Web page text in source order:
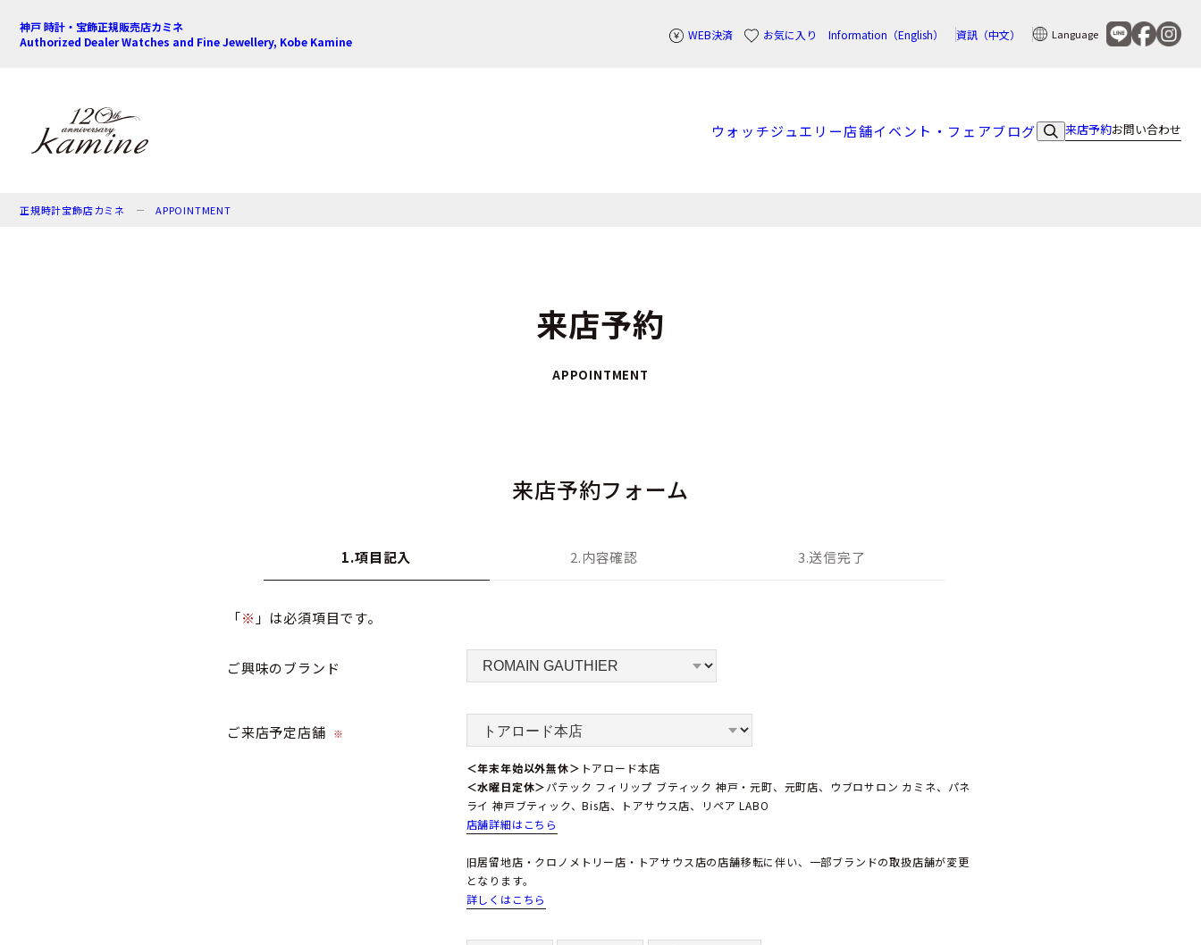
神戸 時計・宝飾正規販売店カミネ
Authorized Dealer Watches and Fine Jewellery, Kobe Kamine
WEB決済 お気に入り Information（English） 資訊（中文） Language
ウォッチジュエリー店舗イベント・フェアブログ 来店予約お問い合わせ
正規時計宝飾店カミネ APPOINTMENT
来店予約
APPOINTMENT
来店予約フォーム
1.項目記入 2.内容確認 3.送信完了
「※ 」は必須項目です。
ご興味のブランド
ご来店予定店舗 ※
＜年末年始以外無休＞ トアロード本店
＜水曜日定休＞パテック フィリップ ブティック 神戸・元町、元町店、ウブロサロン カミネ、パネ
ライ 神戸ブティック、Bis店、トアサウス店、リペア LABO
店舗詳細はこちら
旧居留地店・クロノメトリー店・トアサウス店の店舗移転に伴い、一部ブランドの取扱店舗が変更
となります。
詳しくはこちら